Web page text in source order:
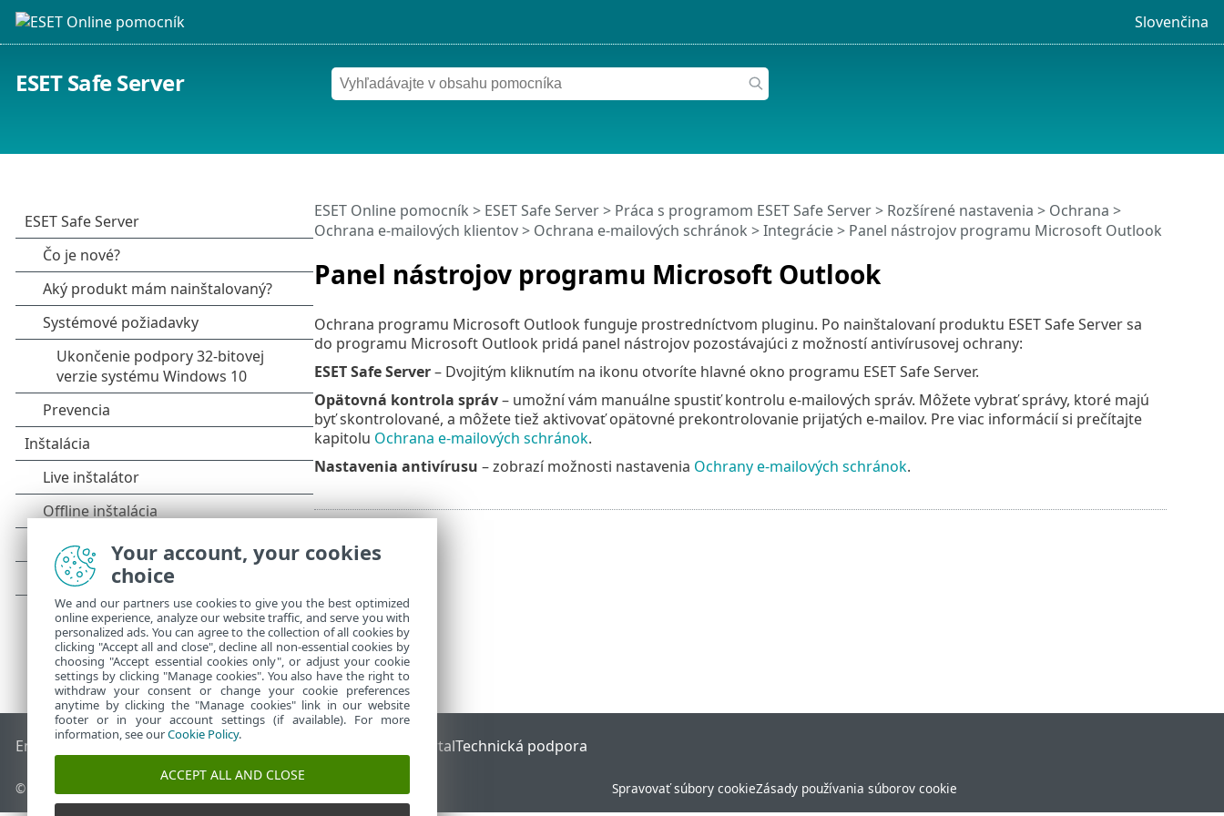
Slovenčina
ESET Safe Server
Panel nástrojov programu Microsoft Outlook
ESET Online pomocník > ESET Safe Server> Práca s programom ESET Safe Server> Rozšírené nastavenia > Ochrana >
Ochrana e‑mailových klientov> Ochrana e‑mailových schránok >Integrácie> Panel nástrojov programu Microsoft Outlook
Ochrana programu Microsoft Outlook funguje prostredníctvom pluginu. Po nainštalovaní produktu ESET Safe Server sa
do programu Microsoft Outlook pridá panel nástrojov pozostávajúci z možností antivírusovej ochrany:
ESET Safe Server– Dvojitým kliknutím na ikonu otvoríte hlavné okno programu ESET Safe Server.
Opätovná kontrola správ– umožní vám manuálne spustiť kontrolu e-mailových správ. Môžete vybrať správy, ktoré majú
byť skontrolované, a môžete tiež aktivovať opätovné prekontrolovanie prijatých e‑mailov. Pre viac informácií si prečítajte
kapitolu Ochrana e‑mailových schránok.
Nastavenia antivírusu – zobrazí možnosti nastavenia Ochrany e‑mailových schránok.
End of Life Databáza znalostí ESET ESET Status PortalTechnická podpora
© 1992 - 2026 ESET, spol. s r. o. Všetky práva vyhradené. Spravovať súbory cookieZásady používania súborov cookie
Your account, your cookies
choice
We and our partners use cookies to give you the best optimized
online experience, analyze our website traffic, and serve you with
personalized ads. You can agree to the collection of all cookies by
clicking "Accept all and close", decline all non-essential cookies by
choosing "Accept essential cookies only", or adjust your cookie
settings by clicking "Manage cookies". You also have the right to
withdraw your consent or change your cookie preferences
anytime by clicking the "Manage cookies" link in our website
footer or in your account settings (if available). For more
information, see ourCookie Policy.
ACCEPT ALL AND CLOSE